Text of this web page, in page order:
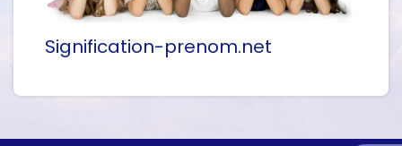
Signification-prenom.net